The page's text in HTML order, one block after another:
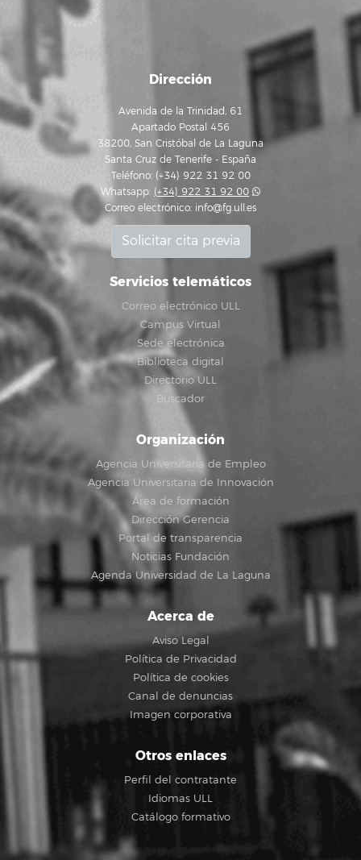
Dirección
Avenida de la Trinidad, 61
Apartado Postal 456
38200, San Cristóbal de La Laguna
Santa Cruz de Tenerife - España
Teléfono: (+34) 922 31 92 00
Whatsapp: (+34) 922 31 92 00
Correo electrónico: info@fg.ull.es
Solicitar cita previa
Servicios telemáticos
Correo electrónico ULL
Campus Virtual
Sede electrónica
Biblioteca digital
Directorio ULL
Buscador
Organización
Agencia Universitaria de Empleo
Agencia Universitaria de Innovación
Área de formación
Dirección Gerencia
Portal de transparencia
Noticias Fundación
Agenda Universidad de La Laguna
Acerca de
Aviso Legal
Política de Privacidad
Política de cookies
Canal de denuncias
Imagen corporativa
Otros enlaces
Perfil del contratante
Idiomas ULL
Catálogo formativo